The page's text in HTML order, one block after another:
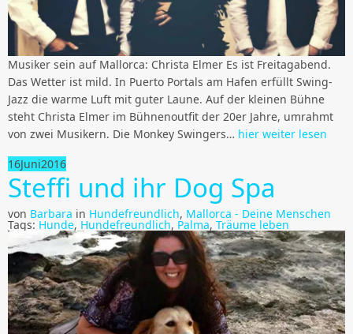
Musiker sein auf Mallorca: Christa Elmer Es ist Freitagabend.
Das Wetter ist mild. In Puerto Portals am Hafen erfüllt Swing-
Jazz die warme Luft mit guter Laune. Auf der kleinen Bühne
steht Christa Elmer im Bühnenoutfit der 20er Jahre, umrahmt
von zwei Musikern. Die Monkey Swingers… hier weiter lesen
16Juni2016
Steffi und ihr Dog Spa
von Barbara in Hundefreundlich, Mallorca - Deine Menschen
Tags: Hunde, Hundefreundlich, Palma, Träume leben